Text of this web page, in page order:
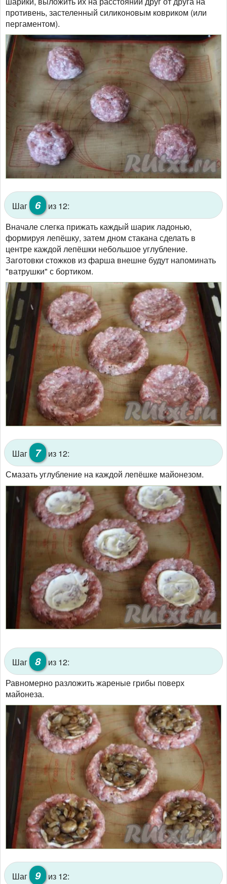
противень, застеленный силиконовым ковриком (или
пергаментом).
Шаг 6
из 12:
Вначале слегка прижать каждый шарик ладонью,
формируя лепёшку, затем дном стакана сделать в
центре каждой лепёшки небольшое углубление.
Заготовки стожков из фарша внешне будут напоминать
"ватрушки" с бортиком.
Шаг 7
из 12:
Смазать углубление на каждой лепёшке майонезом.
Шаг 8
из 12:
Равномерно разложить жареные грибы поверх
майонеза.
Шаг 9 из 12: